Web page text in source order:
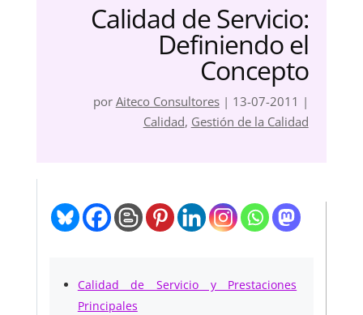
Calidad de Servicio:
Definiendo el
Concepto
por Aiteco Consultores| 13-07-2011 |
Calidad, Gestión de la Calidad
Calidad de Servicio y Prestaciones
Principales